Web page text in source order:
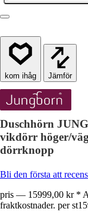
Jämför
Duschhörn
vikdörr höger/
dörrknopp
Bli den första att
pris — 15999,00 kr *
fraktkostnader. per st